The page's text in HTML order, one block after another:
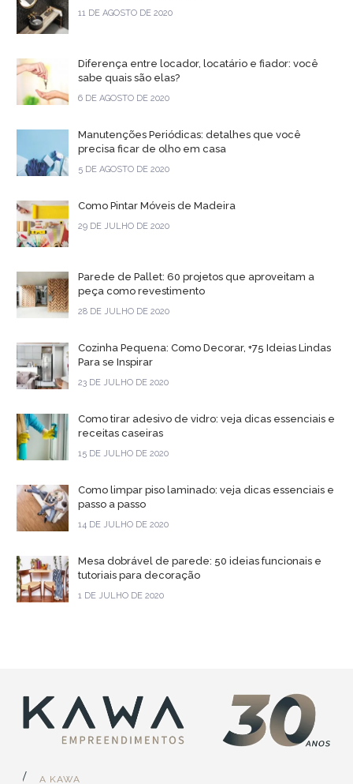
11 DE AGOSTO DE 2020
Diferença entre locador, locatário e fiador: você
sabe quais são elas?
6 DE AGOSTO DE 2020
Manutenções Periódicas: detalhes que você
precisa ficar de olho em casa
5 DE AGOSTO DE 2020
Como Pintar Móveis de Madeira
29 DE JULHO DE 2020
Parede de Pallet: 60 projetos que aproveitam a
peça como revestimento
28 DE JULHO DE 2020
Cozinha Pequena: Como Decorar, +75 Ideias Lindas
Para se Inspirar
23 DE JULHO DE 2020
Como tirar adesivo de vidro: veja dicas essenciais e
receitas caseiras
15 DE JULHO DE 2020
Como limpar piso laminado: veja dicas essenciais e
passo a passo
14 DE JULHO DE 2020
Mesa dobrável de parede: 50 ideias funcionais e
tutoriais para decoração
1 DE JULHO DE 2020
A KAWA